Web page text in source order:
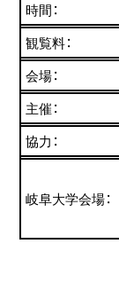
時間：
観覧料：
会場：
主催：
協力：
岐阜大学会場：